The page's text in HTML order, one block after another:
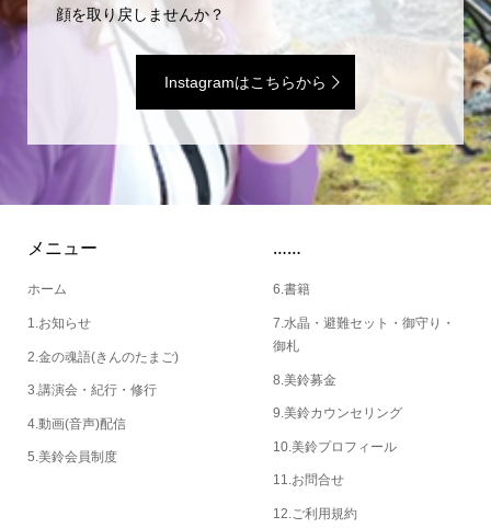
顔を取り戻しませんか？
Instagramはこちらから
メニュー
ホーム
1.お知らせ
2.金の魂語(きんのたまご)
3.講演会・紀行・修行
4.動画(音声)配信
5.美鈴会員制度
……
6.書籍
7.水晶・避難セット・御守り・
御札
8.美鈴募金
9.美鈴カウンセリング
10.美鈴プロフィール
11.お問合せ
12.ご利用規約